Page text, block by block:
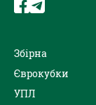
Збірна
Єврокубки
УПЛ